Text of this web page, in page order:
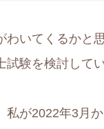
わいてくるかと
試験を検討して
私が2022年3月